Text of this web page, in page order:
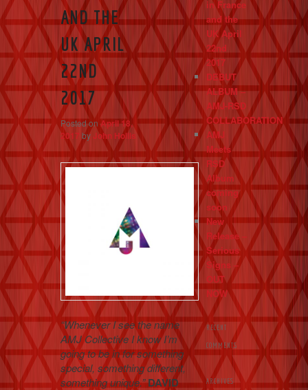
AND THE
UK APRIL
22ND
2017
Posted onApril 18,
2017 by John Hollis
“Whenever I see the name
AMJ Collective I know I’m
going to be in for something
special, something different,
something unique.”DAVID
in France
and the
UK April
22nd
2017
DEBUT
ALBUM –
AMJ-RSD
COLLABORATION
AMJ
Meets
RSD
Album
coming
soon
New
Release –
Serious
Signs –
OUT
NOW
RECENT
COMMENTS
ARCHIVES